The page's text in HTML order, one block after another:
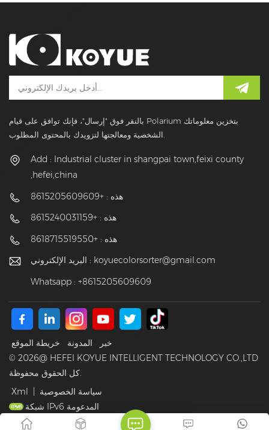
بالنقر فوق "إرسال"، فإنك توافق على قيام Polarium بتخزين معلوماتك
Add : Industrial cluster in shangpai town,feixi county
,hefei,china
هذه : +8615205609609
هذه : +8615240031159
هذه : +8618715519550
البريد الإلكتروني : koyuecolorsorter@gmail.com
Whatsapp : +8615205609609
خريطة الموقع المدونة
خبر
© 2026@ HEFEI KOYUE INTELLIGENT TECHNOLOGY CO.,LTD
كل الحقوق محفوظة.
Xml
سياسة الخصوصية
شبكة IPv6 المدعومة